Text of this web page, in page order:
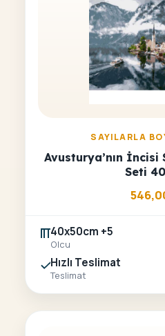
SAYILARLA
Avusturya’nın İncisi
Seti
40x50cm +5
Olcu
Hızlı Teslimat
Teslimat